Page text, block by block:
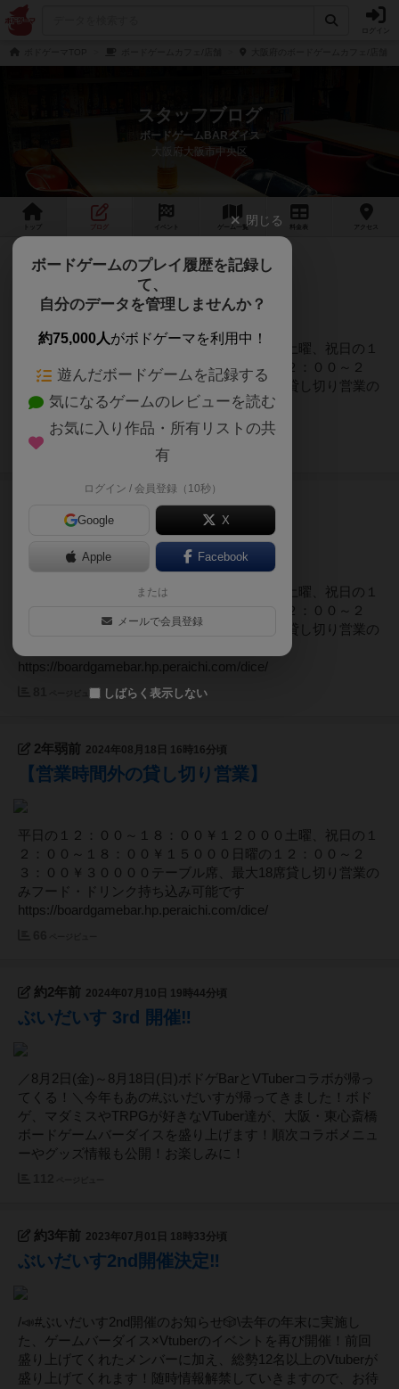
スタッフブログ
ボードゲームBARダイス
大阪府大阪市中央区
ゲーム 一覧 料金 アクセス
約1年前 2025年05月21日 21時17分頃
【営業時間外の貸し切り営業】
平日の１２：００～１８：００￥１２０００土曜、祝日の１
２：００～１８：００￥１５０００日曜の１２：００～２
３：００￥３００００テーブル席、最大18席貸し切り営業の
みフード・ドリンク持ち込み可能です
https://boardgamebar.hp.peraichi.com/dice/
113
2025年01月28日 02時29分頃
【営業時間外の貸し切り営業】
平日の１２：００～１８：００￥１２０００土曜、祝日の１
２：００～１８：００￥１５０００日曜の１２：００～２
３：００￥３００００テーブル席、最大18席貸し切り営業の
https://boardgamebar.hp.peraichi.com/dice/
2年弱前 2024年08月18日 16時16分頃
【営業時間外の貸し切り営業】
平日の１２：００～１８：００￥１２０００土曜、祝日の１
２：００～１８：００￥１５０００日曜の１２：００～２
３：００￥３００００テーブル席、最大18席貸し切り営業の
みフード・ドリンク持ち込み可能です
https://boardgamebar.hp.peraichi.com/dice/
約2年前 2024年07月10日 19時44分頃
ぶいだいす 3rd 開催‼️
／8月2日(金)～8月18日(日)ボドゲBarとVTuberコラボが帰っ
てくる！＼今年もあの#ぶいだいすが帰ってきました！ボド
ゲ、マダミスやTRPGが好きなVTuber達が、大阪・東心斎橋
ボードゲームバーダイスを盛り上げます！順次コラボメニュ
ーやグッズ情報も公開！お楽しみに！
約3年前 2023年07月01日 18時33分頃
ぶいだいす2nd開催決定‼️
/📣#ぶいだいす2nd開催のお知らせ🎲\去年の年末に実施し
た、ゲームバーダイス×Vtuberのイベントを再び開催！前回
盛り上げてくれたメンバーに加え、総勢12名以上のVtuberが
盛り上げてくれます！随時情報解禁していきますので、お待
閉じる
ボードゲームのプレイ履歴を記録し
て、
自分のデータを管理しませんか？
約75,000人がボドゲーマを利用中！
遊んだボードゲームを記録する
気になるゲームのレビューを読む
お気に入り作品・所有リストの共
有
ログイン / 会員登録（10秒）
Google X
Apple Facebook
または
メールで会員登録
しばらく表示しない